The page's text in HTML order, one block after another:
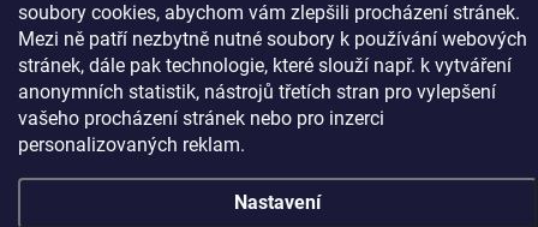
soubory cookies, abychom vám zlepšili procházení stránek.
Mezi ně patří nezbytně nutné soubory k používání webových
stránek, dále pak technologie, které slouží např. k vytváření
anonymních statistik, nástrojů třetích stran pro vylepšení
vašeho procházení stránek nebo pro inzerci
personalizovaných reklam.
Nastavení
https://www.youtube.com/channel/
Copyright 2026 Hedva ČESKÝ BROKÁT . Všechna práva vyhrazena.
nastavení cookies